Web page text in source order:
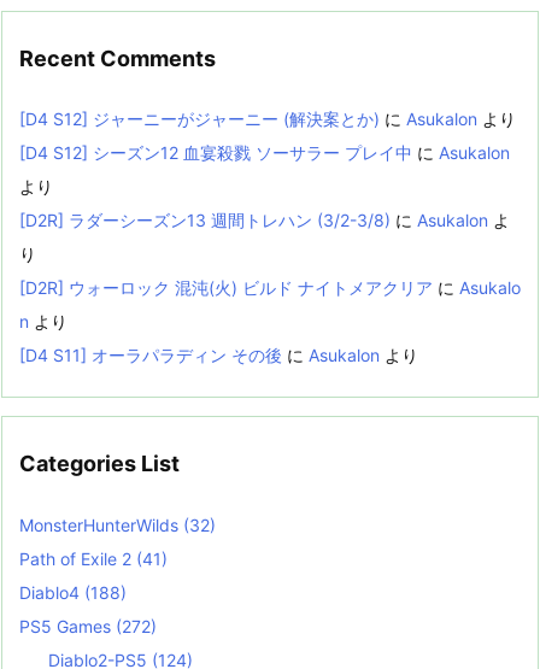
Recent Comments
[D4 S12] ジャーニーがジャーニー (解決案とか) に Asukalon より
[D4 S12] シーズン12 血宴殺戮 ソーサラー プレイ中 に Asukalon
より
[D2R] ラダーシーズン13 週間トレハン (3/2-3/8) に Asukalon よ
り
[D2R] ウォーロック 混沌(火) ビルド ナイトメアクリア に Asukalo
n より
[D4 S11] オーラパラディン その後 に Asukalon より
Categories List
MonsterHunterWilds (32)
Path of Exile 2 (41)
Diablo4 (188)
PS5 Games (272)
Diablo2-PS5 (124)